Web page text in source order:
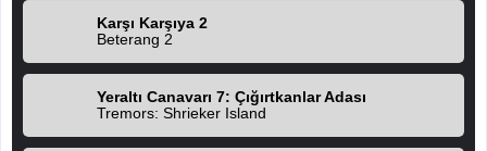
Karşı Karşıya 2
Beterang 2
Yeraltı Canavarı 7: Çığırtkanlar Adası
Tremors: Shrieker Island